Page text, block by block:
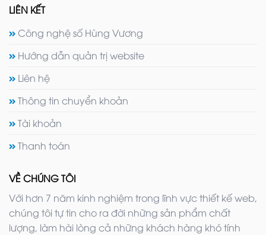
LIÊN KẾT
Công nghệ số Hùng Vương
Hướng dẫn quản trị website
Liên hệ
Thông tin chuyển khoản
Tài khoản
Thanh toán
VỀ CHÚNG TÔI
Với hơn 7 năm kinh nghiệm trong lĩnh vực thiết kế web,
chúng tôi tự tin cho ra đời những sản phẩm chất
lượng, làm hài lòng cả những khách hàng khó tính